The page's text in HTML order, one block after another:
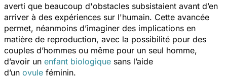
averti que beaucoup d'obstacles subsistaient avant d’en
arriver à des expériences sur l'humain. Cette avancée
permet, néanmoins d’imaginer des implications en
matière de reproduction, avec la possibilité pour des
couples d’hommes ou même pour un seul homme,
d’avoir un enfant biologique sans l’aide
d’un ovule féminin.